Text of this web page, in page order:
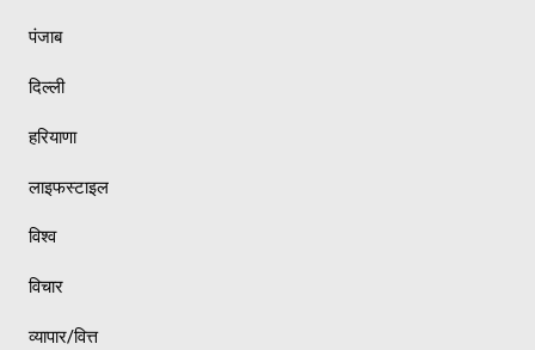
पंजाब
दिल्ली
हरियाणा
लाइफस्टाइल
विश्व
विचार
व्यापार/वित्त